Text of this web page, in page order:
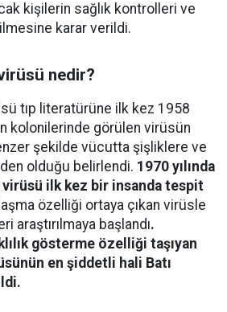
kişilerin sağlık kontrolleri ve
karar verildi.
nedir?
tıp literatürüne ilk kez 1958
kolonilerinde görülen virüsün
şekilde vücutta şişliklere ve
olduğu belirlendi. 1970 yılında
ilk kez bir insanda tespit
özelliği ortaya çıkan virüsle
araştırılmaya başlandı.
gösterme özelliği taşıyan
en şiddetli hali Batı